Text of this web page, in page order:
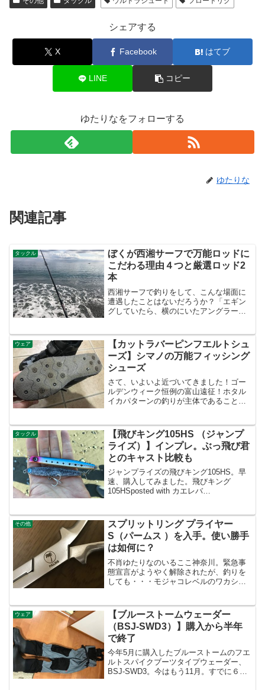
シェアする
X Facebook はてブ
LINE コピー
ゆたりなをフォローする
ゆたりな
関連記事
タックル
ぼくが西湘サーフで万能ロッドに
こだわる理由４つと厳選ロッド2
本
西湘サーフで釣りをして、こんな場面に
遭遇したことはないだろうか？「エギン
グしていたら、横のにいたアングラーが
ン、グイーンとアオリイカが抱きついて
きたが、掛けられなかった...
ウェア
【カットラバーピンフエルトシュ
ーズ】シマノの万能フィッシング
シューズ
さて、いよいよ近づいてきました！ゴー
ルデンウィーク恒例の富山遠征！ホタル
イカパターンの釣りが主体であることに
うワカシ）狙いのショアジギングや、シ
ーバス，ヒラメ，マゴチ等...
タックル
【飛びキング105HS （ジャンプ
ライズ）】インプレ。ぶっ飛び君
とのキャスト比較も
ジャンプライズの飛びキング105HS。早
速、購入してみました。飛びキング
105HSposted with カエレバ
が44グラム。サーフで使用するル...
その他
スプリットリング プライヤー
S（パームス ）を入手。使い勝手
は如何に？
不肖ゆたりなのいるここ神奈川。緊急事
態宣言がようやく解除されたが、釣りを
しても・・・モジャコレベルのワカシ。
し・・・そんな中で無理やり釣りして、
ライントラブルが頻発するし。ま...
ウェア
【ブルーストームウェーダー
（BSJ-SWD3）】購入から半年
で終了
今年5月に購入したブルーストームのフエ
ルトスパイクブーツタイプウェーダー、
BSJ-SWD3。今はもう11月。すでに６ヶ